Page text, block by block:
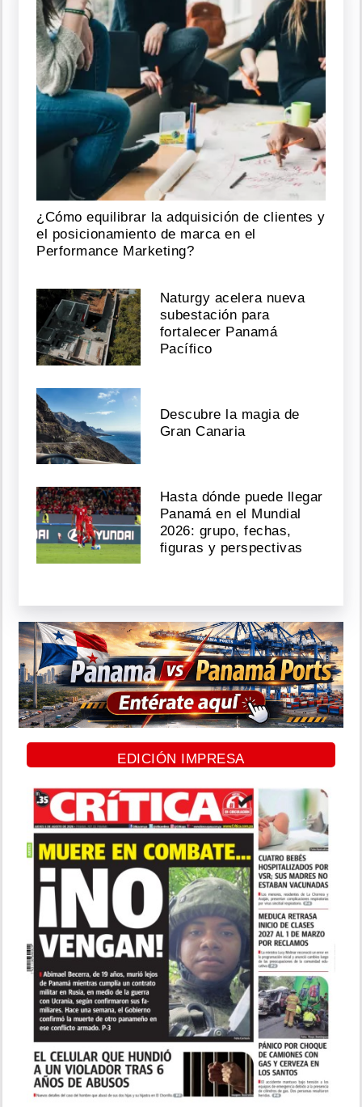
¿Cómo equilibrar la adquisición de clientes y
el posicionamiento de marca en el
Performance Marketing?
Naturgy acelera nueva
subestación para
fortalecer Panamá
Pacífico
Descubre la magia de
Gran Canaria
Hasta dónde puede llegar
Panamá en el Mundial
2026: grupo, fechas,
figuras y perspectivas
EDICIÓN IMPRESA